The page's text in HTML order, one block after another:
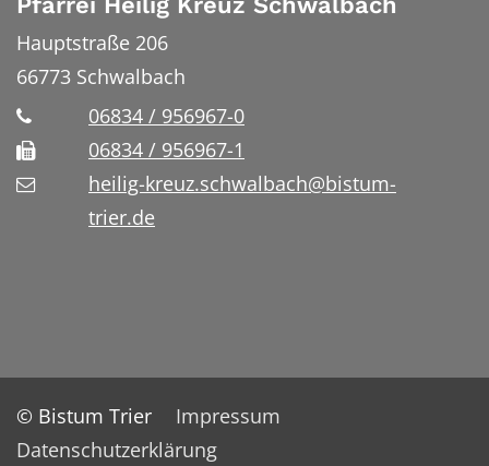
Hauptstraße 206
66773 Schwalbach
06834 / 956967-0
06834 / 956967-1
heilig-kreuz.schwalbach@bistum-
trier.de
© Bistum Trier
Impressum
Datenschutzerklärung